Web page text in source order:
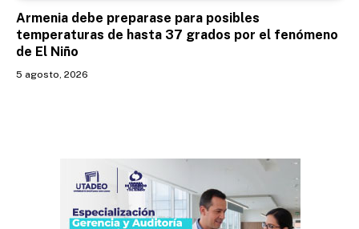
Armenia debe preparase para posibles
temperaturas de hasta 37 grados por el fenómeno
de El Niño
5 agosto, 2026